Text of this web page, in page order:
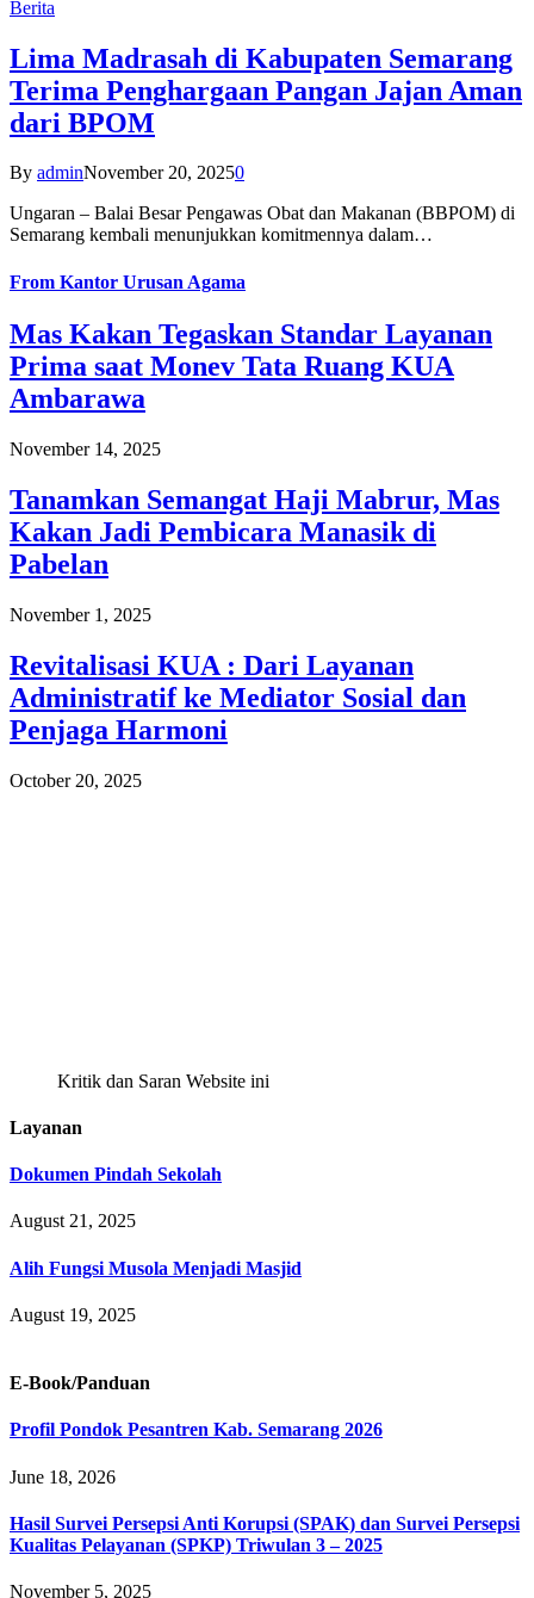
Berita
Lima Madrasah di Kabupaten Semarang
Terima Penghargaan Pangan Jajan Aman
dari BPOM
By adminNovember 20, 20250
Ungaran – Balai Besar Pengawas Obat dan Makanan (BBPOM) di
Semarang kembali menunjukkan komitmennya dalam…
From Kantor Urusan Agama
Mas Kakan Tegaskan Standar Layanan
Prima saat Monev Tata Ruang KUA
Ambarawa
November 14, 2025
Tanamkan Semangat Haji Mabrur, Mas
Kakan Jadi Pembicara Manasik di
Pabelan
November 1, 2025
Revitalisasi KUA : Dari Layanan
Administratif ke Mediator Sosial dan
Penjaga Harmoni
October 20, 2025
Kritik dan Saran Website ini
Layanan
Dokumen Pindah Sekolah
August 21, 2025
Alih Fungsi Musola Menjadi Masjid
August 19, 2025
E-Book/Panduan
Profil Pondok Pesantren Kab. Semarang 2026
June 18, 2026
Hasil Survei Persepsi Anti Korupsi (SPAK) dan Survei Persepsi
Kualitas Pelayanan (SPKP) Triwulan 3 – 2025
November 5, 2025